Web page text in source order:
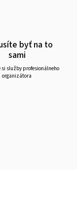
byť na to
sami
služby profesionálneho
organizátora